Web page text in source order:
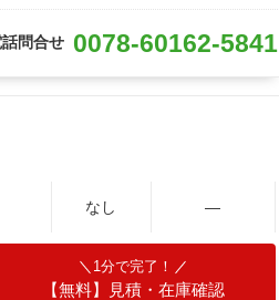
話問合せ 0078-60162-5841
なし ―
1分で完了！
【無料】見積・在庫確認